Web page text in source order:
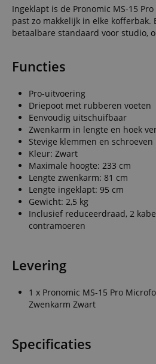
Ingeklapt is de Pronomic MS-15
past zo makkelijk in elke kofferbak.
betaalbare standaard voor studio,
Functies
Pro-uitvoering
Driepoot met rubberen voeten
Eenvoudig uitschuifbaar
Zwenkarm in lengte en hoek
Stevige klemmen en schroeven
Kleur: Zwart
Maximale hoogte: 233 cm
Lengte zwenkarm: 81 cm
Lengte ingeklapt: 95 cm
Gewicht: 2,5 kg
Inclusief reduceerdraad, 2
contramoeren
Levering
1 x Pronomic MS-15 Pro
Zwenkarm Zwart
Specificaties